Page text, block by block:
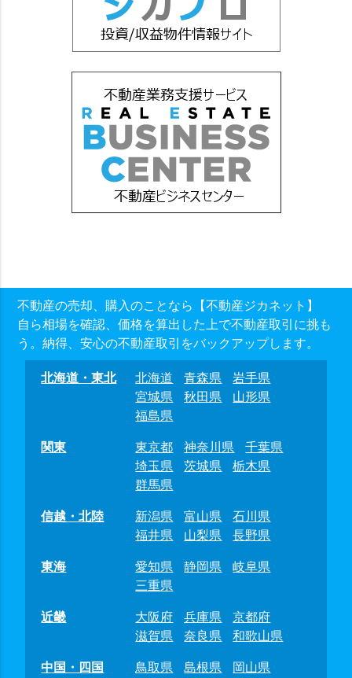
不動産の売却、購入のことなら【不動産ジカネット】
自ら相場を確認、価格を算出した上で不動産取引に挑も
う。納得、安心の不動産取引をバックアップします。
北海道・東北 北海道 青森県
岩手県
宮城県
秋田県
山形県
福島県
関東
東京都 神奈川県
千葉県
埼玉県
茨城県
栃木県
群馬県
信越・北陸
新潟県 富山県
石川県
福井県
山梨県
長野県
東海
愛知県 静岡県
岐阜県
三重県
近畿
大阪府 兵庫県
京都府
滋賀県
奈良県
和歌山県
中国・四国
鳥取県 島根県
岡山県